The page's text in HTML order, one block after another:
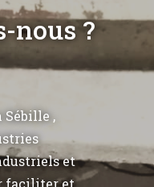
nous ?
Sébille ,
et
faciliter et